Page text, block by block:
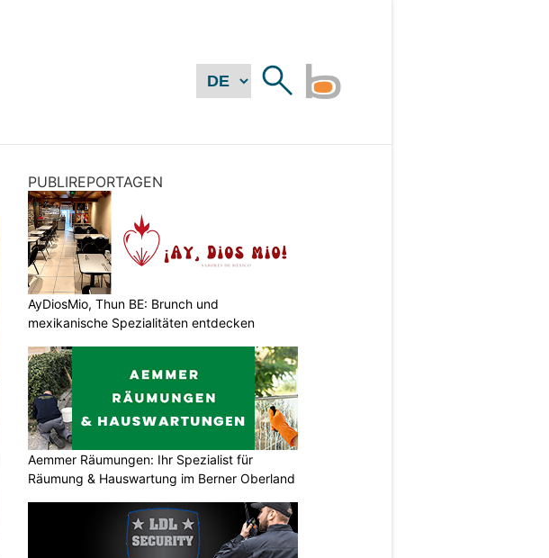
PUBLIREPORTAGEN
AyDiosMio, Thun BE: Brunch und
mexikanische Spezialitäten entdecken
Aemmer Räumungen: Ihr Spezialist für
Räumung & Hauswartung im Berner Oberland